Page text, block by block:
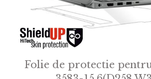
Folie de protectie